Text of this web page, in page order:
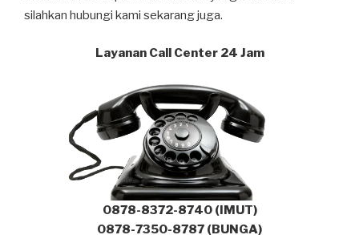
silahkan hubungi kami sekarang juga.
Layanan Call Center 24 Jam
0878-8372-8740 (IMUT)
0878-7350-8787 (BUNGA)